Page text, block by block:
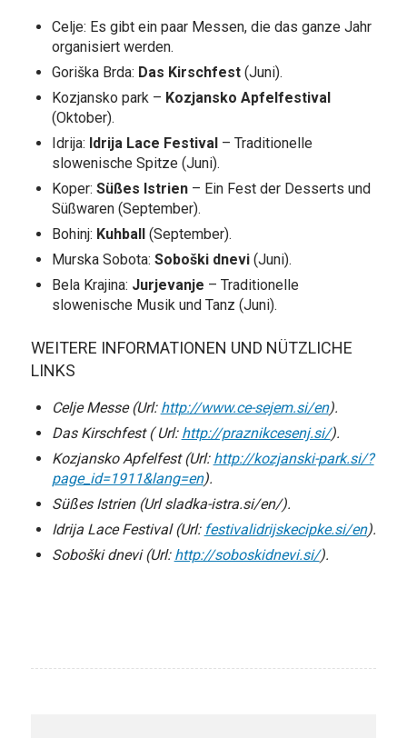
Celje: Es gibt ein paar Messen, die das ganze Jahr
organisiert werden.
Goriška Brda: Das Kirschfest(Juni).
Kozjansko park – Kozjansko Apfelfestival
(Oktober).
Idrija: Idrija Lace Festival– Traditionelle
slowenische Spitze (Juni).
Koper: Süßes Istrien– Ein Fest der Desserts und
Süßwaren (September).
Bohinj: Kuhball (September).
Murska Sobota: Soboški dnevi(Juni).
Bela Krajina: Jurjevanje – Traditionelle
slowenische Musik und Tanz (Juni).
WEITERE INFORMATIONEN UND NÜTZLICHE
LINKS
Celje Messe (Url: http://www.ce-sejem.si/en).
Das Kirschfest ( Url: http://praznikcesenj.si/).
Kozjansko Apfelfest (Url: http://kozjanski-park.si/?
page_id=1911&lang=en).
Süßes Istrien (Urlsladka-istra.si/en/).
Idrija Lace Festival (Url: festivalidrijskecipke.si/en).
Soboški dnevi (Url: http://soboskidnevi.si/).